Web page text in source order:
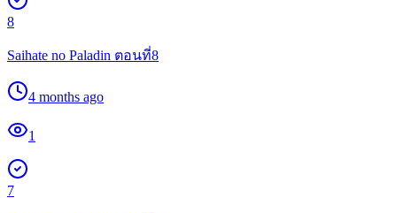
8
Saihate no Paladin ตอนที่8
4 months ago
1
7